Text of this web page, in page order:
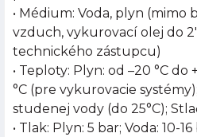
• Médium: Voda, plyn (mimo
vzduch, vykurovací olej do
technického zástupcu)
• Teploty: Plyn: od –20 °C do
°C (pre vykurovacie
studenej vody (do 25°C);
• Tlak: Plyn: 5 bar; Voda: 10-